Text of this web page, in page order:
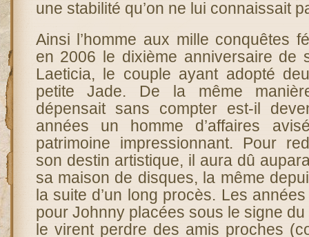
une stabilité qu’on ne lui connaissait
Ainsi l’homme aux mille conquêtes
en 2006 le dixième anniversaire de
Laeticia, le couple ayant adopté
petite Jade. De la même
dépensait sans compter est-il
années un homme d’affaires
patrimoine impressionnant. Pour
son destin artistique, il aura dû
sa maison de disques, la même
la suite d’un long procès. Les
pour Johnny placées sous le signe du
le virent perdre des amis proches